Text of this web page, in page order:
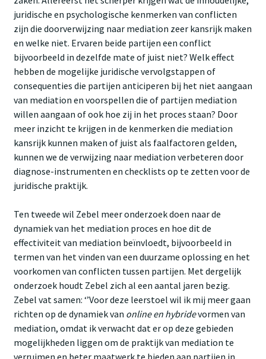
juridische en psychologische kenmerken van conflicten
zijn die doorverwijzing naar mediation zeer kansrijk maken
en welke niet. Ervaren beide partijen een conflict
bijvoorbeeld in dezelfde mate of juist niet? Welk effect
hebben de mogelijke juridische vervolgstappen of
consequenties die partijen anticiperen bij het niet aangaan
van mediation en voorspellen die of partijen mediation
willen aangaan of ook hoe zij in het proces staan? Door
meer inzicht te krijgen in de kenmerken die mediation
kansrijk kunnen maken of juist als faalfactoren gelden,
kunnen we de verwijzing naar mediation verbeteren door
diagnose-instrumenten en checklists op te zetten voor de
juridische praktijk.
Ten tweede wil Zebel meer onderzoek doen naar de
dynamiek van het mediation proces en hoe dit de
effectiviteit van mediation beïnvloedt, bijvoorbeeld in
termen van het vinden van een duurzame oplossing en het
voorkomen van conflicten tussen partijen. Met dergelijk
onderzoek houdt Zebel zich al een aantal jaren bezig.
Zebel vat samen: ‘’Voor deze leerstoel wil ik mij meer gaan
richten op de dynamiek van online en hybridevormen van
mediation, omdat ik verwacht dat er op deze gebieden
mogelijkheden liggen om de praktijk van mediation te